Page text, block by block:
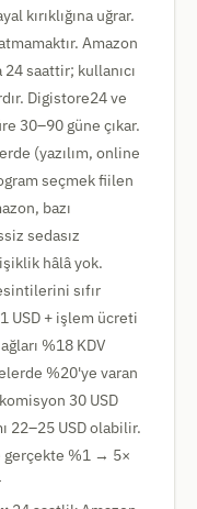
kırıklığına uğrar.
Amazon
saattir; kullanıcı
Digistore24 ve
30–90 güne çıkar.
(yazılım, online
seçmek fiilen
bazı
sedasız
hâlâ yok.
sıfır
USD + işlem ücreti
%18 KDV
%20'ye varan
30 USD
22–25 USD olabilir.
gerçekte %1 → 5×